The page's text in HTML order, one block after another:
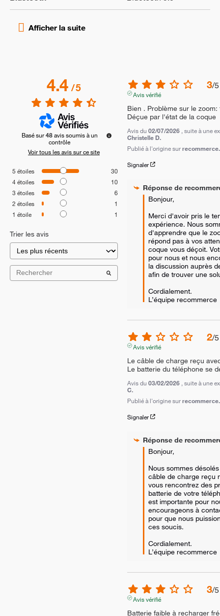
4.4/5
Basé sur48 avis soumis à un
contrôle
Voir tous les avis sur ce site
5 étoiles
30
4étoiles
10
3 étoiles
6
2 étoiles
1
1 étoile 1
Trier les avis
3/5
Avis vérifié
Bien . Problème sur le
Déçue par l'état de la coque
Avis du 02/07/2026 , suite à une
Christelle D.
Publié à l'origine sur
Signaler
Réponse de
Bonjour,
Merci d'avoir pris le
expérience. Nous
d'apprendre que le
répond pas à vos
coque vous déçoit.
pour nous et nous
la discussion auprès
afin de trouver une
Cordialement.
L’équipe recommerce
2/5
Avis vérifié
Le câble de charge reçu
Le batterie du téléphone se
Avis du 03/02/2026 , suite à une
C.
Publié à l'origine sur
Signaler
Réponse de
Bonjour,
Nous sommes
câble de charge reçu
vous rencontrez des
batterie de votre
est importante pour
encourageons à
pour que nous
ces soucis.
Cordialement.
L’équipe recommerce
3/5
Avis vérifié
Batterie faible à recharger